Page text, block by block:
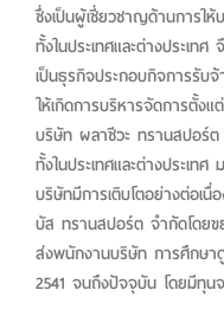
ซึ่งเป็นผู้เชี่ยวชาญด้านการให้
ทั้งในประเทศและต่างประเ
เป็นธุรกิจประกอบกิจการรับ
ให้เกิดการบริหารจัดการตั้ง
บริษัท ผลาชีวะ ทรานสปอร์
ทั้งในประเทศและต่างประเ
บริษัทมีการเติบโตอย่างต่อเนื่
บัส ทรานสปอร์ต จำกัดโดยข
ส่งพนักงานบริษัท การศึกษา
2541 จนถึงปัจจุบัน โดยมีทุน